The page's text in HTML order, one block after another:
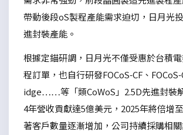
帶動後段oS製程產能需求迫切，日月光
進封裝產能。
根據定錨研調，日月光不僅受惠於台積
程訂單，也自行研發FOCoS-CF、
idge……等「類CoWoS」2.5D先進封裝
4年營收貢獻達5億美元，2025年將倍增
著客戶數量逐漸增加，公司持續採購相